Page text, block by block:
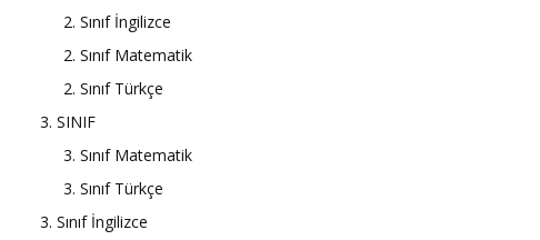
2. Sınıf İngilizce
2. Sınıf Matematik
2. Sınıf Türkçe
3. SINIF
3. Sınıf Matematik
3. Sınıf Türkçe
3. Sınıf İngilizce